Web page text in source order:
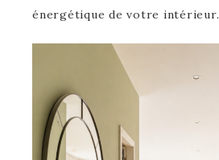
énergétique de votre intérieur.